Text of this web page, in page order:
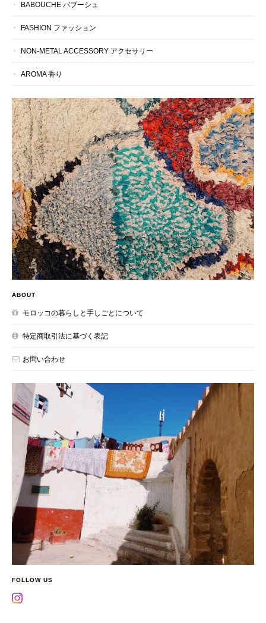
BABOUCHE バブーシュ
FASHION ファッション
NON-METAL ACCESSORY アクセサリー
AROMA 香り
ABOUT
モロッコの暮らしと手しごとについて
特定商取引法に基づく表記
お問い合わせ
FOLLOW US